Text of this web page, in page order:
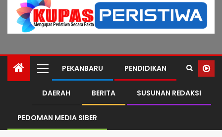
PEKANBARU PENDIDIKAN
DAERAH BERITA SUSUNAN REDAKSI
PEDOMAN MEDIA SIBER